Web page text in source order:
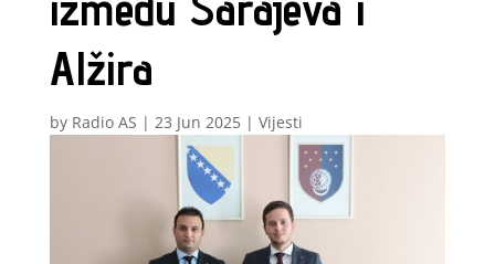
Alžira
by Radio AS | 23 Jun 2025| Vijesti